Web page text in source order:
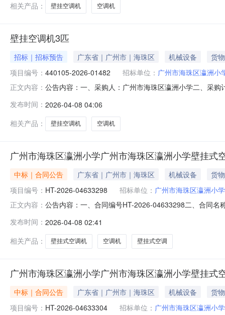
相关产品：
壁挂空调机 空调机
壁挂空调机3匹
招标｜招标预告 广东省｜广州市｜海珠区 机械设备
货物
项目编号： 440105-2026-01482 招标单位： 广州市海珠区瀛洲小
正文内容： 公告内容：一、采购人：广州市海珠区瀛洲小学二、采
发布时间： 2026-04-08 04:06
相关产品：
壁挂空调机 空调机
广州市海珠区瀛洲小学广州市海珠区瀛洲小学壁挂式
中标｜合同公告 广东省｜广州市｜海珠区 机械设备
货物
项目编号： HT-2026-04633298 招标单位： 广州市海珠区瀛洲小学
正文内容： 公告内容：一、合同编号HT-2026-04633298二、合同
公司地址：广州市白云区沙凤沙贝上元里大街一巷横一
发布时间： 2026-04-08 02:41
相关产品：
壁挂式空调机 空调机 壁挂式空调
广州市海珠区瀛洲小学广州市海珠区瀛洲小学壁挂式
中标｜合同公告 广东省｜广州市｜海珠区 机械设备
货物
项目编号： HT-2026-04633304 招标单位： 广州市海珠区瀛洲小学